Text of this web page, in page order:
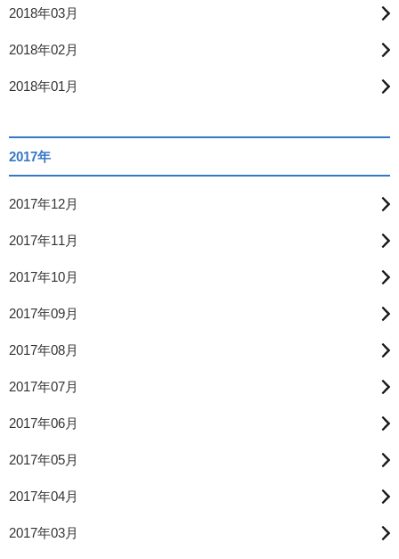
2018年03月
2018年02月
2018年01月
2017年
2017年12月
2017年11月
2017年10月
2017年09月
2017年08月
2017年07月
2017年06月
2017年05月
2017年04月
2017年03月